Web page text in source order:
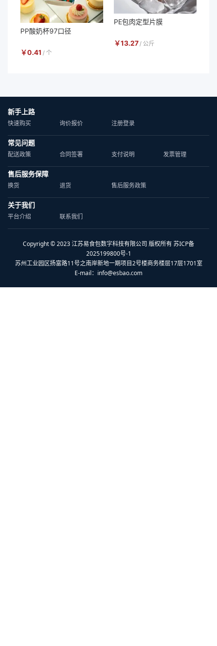
PP酸奶杯97口径
￥0.41 / 个
PE包肉定型片膜
￥13.27 / 公斤
新手上路
快速购买 询价报价 注册登录
常见问题
配送政策 合同签署 支付说明 发票管理
售后服务保障
换货 退货 售后服务政策
关于我们
平台介绍 联系我们
Copyright © 2023 江苏易食包数字科技有限公司 版权所有 苏ICP备
2025199800号-1
苏州工业园区扬富路11号之南岸新地一期项目2号楼商务楼层17层1701室
E-mail： info@esbao.com